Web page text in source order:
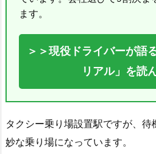
ます。
＞＞現役ドライバーが語
リアル」を読
タクシー乗り場設置駅ですが、
妙な乗り場になっています。